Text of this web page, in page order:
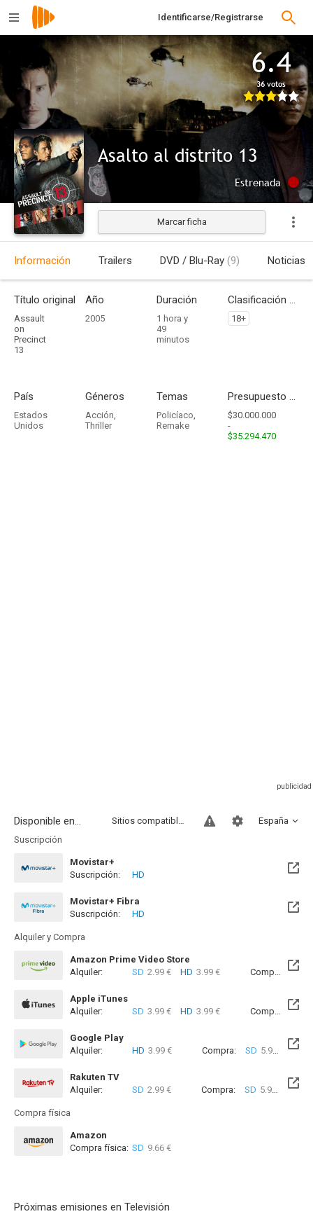
Identificarse/Registrarse
6.4
36 votos
Asalto al distrito 13
Estrenada
Marcar ficha
Información Trailers DVD / Blu-Ray (9) Noticias
Título original
Assault
on
Precinct
13
Año
2005
Duración
1 hora y
49
minutos
Clasificación por edades
18+
País
Estados
Unidos
Géneros
Acción,
Thriller
Temas
Policíaco,
Remake
Presupuesto - Ingresos
$30.000.000
-
$35.294.470
Disponible en... España
Sitios compatibles
Suscripción
Movistar+
Disponible hasta el Mié, 30 Sep 2026 (Queda 1 mes)
Suscripción: HD
Movistar+ Fibra
Disponible hasta el Mié, 30 Sep 2026 (Queda 1 mes)
Suscripción: HD
Alquiler y Compra
Amazon Prime Video Store
Alquiler:
SD 2.99 € HD 3.99 € Compra: SD
Apple iTunes
Alquiler:
SD 3.99 € HD 3.99 € Compra: SD
Google Play
Alquiler:
HD 3.99 € Compra: SD 5.99 € HD
Rakuten TV
Alquiler:
SD 2.99 € Compra: SD 5.99 €
Compra física
Amazon
Compra física: SD 9.66 €
Próximas emisiones en Televisión